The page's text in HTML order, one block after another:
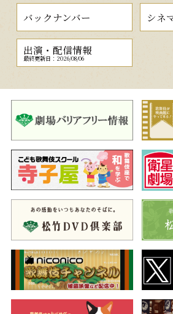
バックナンバー シネ
出演・配信情報
最終更新日：2026/08/06